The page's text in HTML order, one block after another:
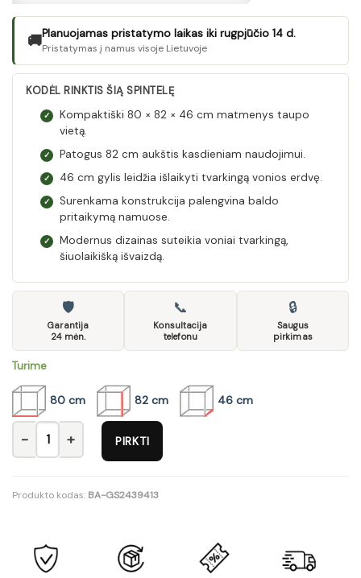
🚚Planuojamas pristatymo laikas iki rugpjūčio 14 d.
Pristatymas į namus visoje Lietuvoje
KODĖL RINKTIS ŠIĄ SPINTELĘ
✓
Kompaktiški 80 × 82 × 46 cm matmenys taupo
vietą.
✓ Patogus 82 cm aukštis kasdieniam naudojimui.
✓ 46 cm gylis leidžia išlaikyti tvarkingą vonios erdvę.
✓
Surenkama konstrukcija palengvina baldo
pritaikymą namuose.
✓
Modernus dizainas suteikia voniai tvarkingą,
šiuolaikišką išvaizdą.
🛡
Garantija
24 mėn.
📞
Konsultacija
telefonu
🔒
Saugus
pirkimas
Turime
80 cm 82 cm 46 cm
produkto kiekis: Vonios spintelė praustuvui BROOKLIN 821
PIRKTI
Produkto kodas: BA-GS2439413